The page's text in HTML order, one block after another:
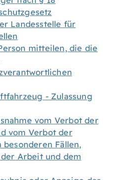
Landesstelle für
mitteilen, die die
- Zulassung
vom Verbot der
vom Verbot der
Fällen,
Arbeit und dem